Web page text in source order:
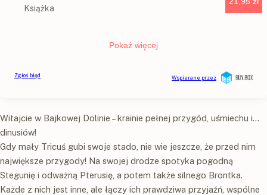
Witajcie w Bajkowej Dolinie – krainie pełnej przygód, uśmiechu i…
dinusiów!
Gdy mały Tricuś gubi swoje stado, nie wie jeszcze, że przed nim
największe przygody! Na swojej drodze spotyka pogodną
Stegunię i odważną Pterusię, a potem także silnego Brontka.
Każde z nich jest inne, ale łączy ich prawdziwa przyjaźń, wspólne